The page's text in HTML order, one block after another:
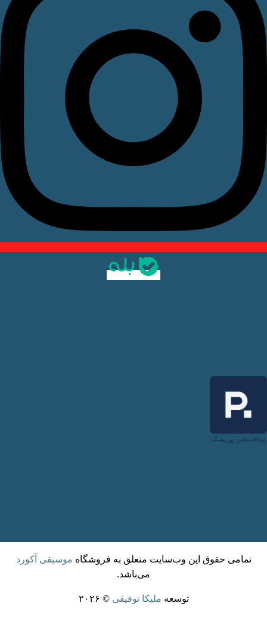
تمامی حقوق این وب‌سایت متعلق به فروشگاهموسیقی آکورد
می‌باشد.
توسعهملیکا توفیقی © ۲۰۲۶